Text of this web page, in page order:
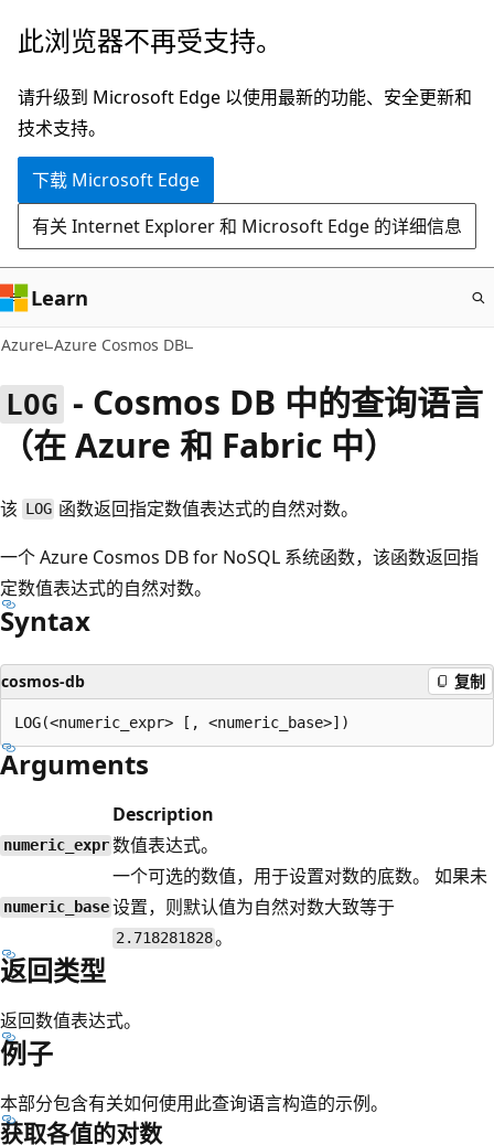
跳
主
要
内
此浏览器不再受支持。
请升级到 Microsoft Edge 以使用最新的功能、安全更新和
技术支持。
下载 Microsoft Edge
有关 Internet Explorer 和 Microsoft Edge 的详细信息
Learn
Azure Azure Cosmos DB
LOG - Cosmos DB 中的查询语言
（在 Azure 和 Fabric 中）
该 LOG 函数返回指定数值表达式的自然对数。
一个 Azure Cosmos DB for NoSQL 系统函数，该函数返回指
定数值表达式的自然对数。
Syntax
cosmos-db 复制
Arguments
Description
numeric_expr 数值表达式。
numeric_base
一个可选的数值，用于设置对数的底数。 如果未
设置，则默认值为自然对数大致等于
2.718281828。
返回类型
返回数值表达式。
例子
本部分包含有关如何使用此查询语言构造的示例。
获取各值的对数